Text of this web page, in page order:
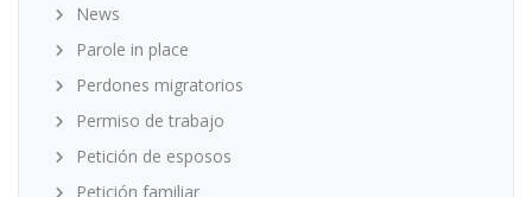
News
Parole in place
Perdones migratorios
Permiso de trabajo
Petición de esposos
Petición familiar